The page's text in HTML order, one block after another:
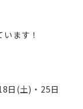
ます！
日(土)・25日